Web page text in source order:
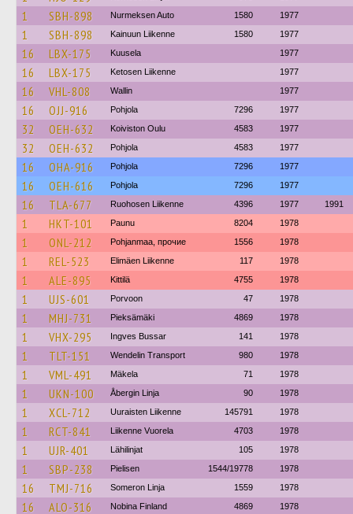
1 SBH-898 Nurmeksen Auto 1580 1977
1 SBH-898 Kainuun Liikenne 1580 1977
16 LBX-175 Kuusela 1977
16 LBX-175 Ketosen Liikenne 1977
16 VHL-808 Wallin 1977
16 OJJ-916 Pohjola 7296 1977
32 OEH-632 Koiviston Oulu 4583 1977
32 OEH-632 Pohjola 4583 1977
16 OHA-916 Pohjola 7296 1977
16 OEH-616 Pohjola 7296 1977
16 TLA-677 Ruohosen Liikenne 4396 1977 1991
1 HKT-101 Paunu 8204 1978
1 ONL-212 Pohjanmaa, прочие 1556 1978
1 REL-523 Elimäen Liikenne 117 1978
1 ALE-895 Kittilä 4755 1978
1 UJS-601 Porvoon 47 1978
1 MHJ-731 Pieksämäki 4869 1978
1 VHX-295 Ingves Bussar 141 1978
1 TLT-151 Wendelin Transport 980 1978
1 VML-491 Mäkela 71 1978
1 UKN-100 Åbergin Linja 90 1978
1 XCL-712 Uuraisten Liikenne 145791 1978
1 RCT-841 Liikenne Vuorela 4703 1978
1 UJR-401 Lähilinjat 105 1978
1 SBP-238 Pielisen 1544/19778 1978
16 TMJ-716 Someron Linja 1559 1978
16 ALO-316 Nobina Finland 4869 1978